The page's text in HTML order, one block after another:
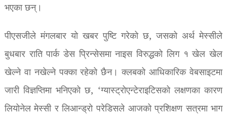
भएका छन्।
पीएसजीले मंगलबार यो खबर पुष्टि गरेको छ, जसको अर्थ मेस्सीले
बुधबार राति पार्क डेस प्रिन्सेसमा नाइस विरुद्धको लिग १ खेल खेल
खेल्ने वा नखेल्ने पक्का रहेको छैन। क्लबको आधिकारिक वेबसाइटमा
जारी विज्ञप्तिमा भनिएको छ, ‘ग्यास्ट्रोएन्टेराइटिसको लक्षणका कारण
लियोनेल मेस्सी र लिआन्ड्रो परेडिसले आजको प्रशिक्षण सत्रमा भाग